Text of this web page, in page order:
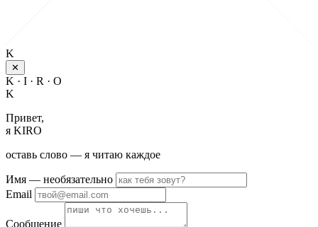
K
✕
K · I · R · O
K
Привет,
я KIRO
оставь слово — я читаю каждое
Имя — необязательно
Email
Сообщение